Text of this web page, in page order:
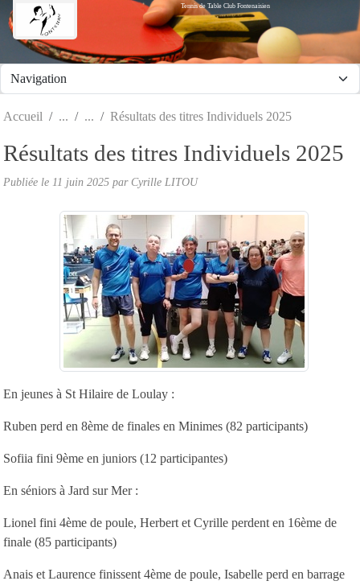
Tennis de Table Club Fontenaisien
Accueil Résultats des titres Individuels 2025
Résultats des titres Individuels 2025
Publiée le 11 juin 2025 par Cyrille LITOU
En jeunes à St Hilaire de Loulay :
Ruben perd en 8ème de finales en Minimes (82 participants)
Sofiia fini 9ème en juniors (12 participantes)
En séniors à Jard sur Mer :
Lionel fini 4ème de poule, Herbert et Cyrille perdent en 16ème de
finale (85 participants)
Anais et Laurence finissent 4ème de poule, Isabelle perd en barrage
Panneau de gestion des cookies